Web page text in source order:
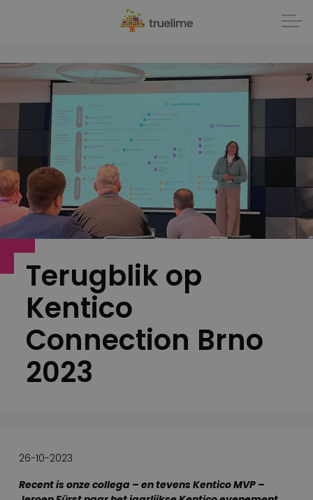
Terugblik op
Kentico
Connection Brno
2023
26-10-2023
Recent is onze collega – en tevens Kentico MVP –